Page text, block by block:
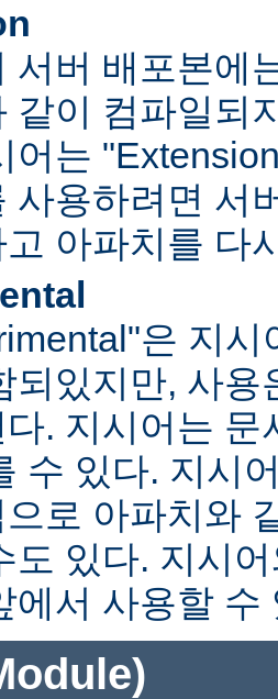
서버 배포본에
같이 컴파일되
어는
사용하려면 서
아파치를 다
은 지시
되있지만, 사용
다. 지시어는
수 있다. 지시
로 아파치와
도 있다. 지시
에서 사용할 수